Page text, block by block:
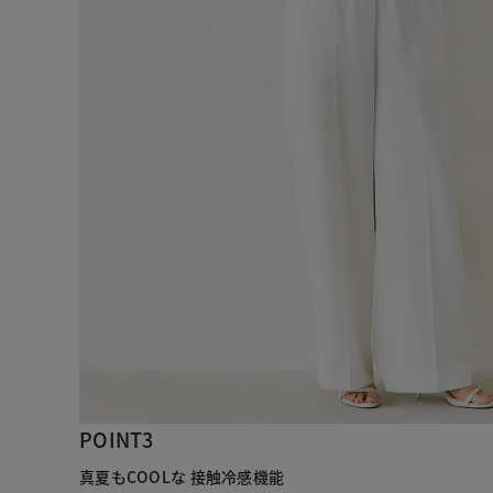
POINT3
真夏もCOOLな 接触冷感機能